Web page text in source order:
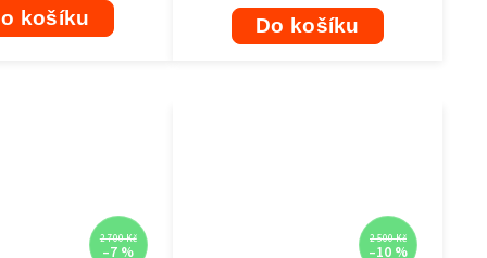
košíku Do košíku
2 700 Kč
–7 %
2 500 Kč
–10 %